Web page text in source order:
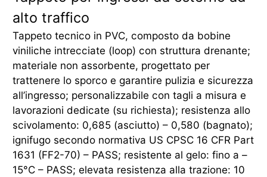
alto traffico
Tappeto tecnico in PVC, composto da bobine
viniliche intrecciate (loop) con struttura drenante;
materiale non assorbente, progettato per
trattenere lo sporco e garantire pulizia e sicurezza
all’ingresso; personalizzabile con tagli a misura e
lavorazioni dedicate (su richiesta); resistenza allo
scivolamento: 0,685 (asciutto) – 0,580 (bagnato);
ignifugo secondo normativa US CPSC 16 CFR Part
1631 (FF2-70) – PASS; resistente al gelo: fino a –
15°C – PASS; elevata resistenza alla trazione: 10